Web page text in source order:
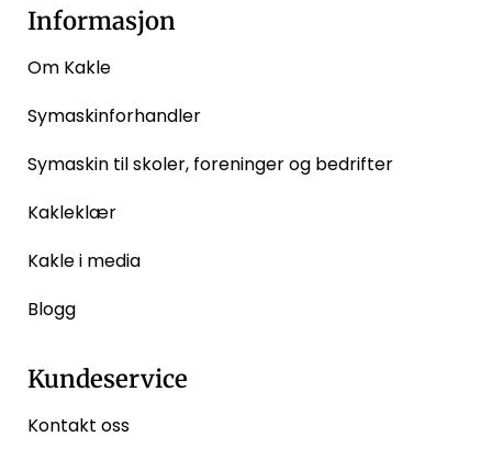
Informasjon
Om Kakle
Symaskinforhandler
Symaskin til skoler, foreninger og bedrifter
Kakleklær
Kakle i media
Blogg
Kundeservice
Kontakt oss